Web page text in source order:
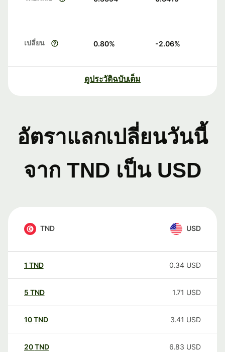
เปลี่ยน 0.80% -2.06%
ดูประวัติฉบับเต็ม
อัตราแลกเปลี่ยนวันนี้
จาก TND เป็น USD
TND USD
1 TND 0.34 USD
5 TND 1.71 USD
10TND 3.41 USD
20TND 6.83 USD